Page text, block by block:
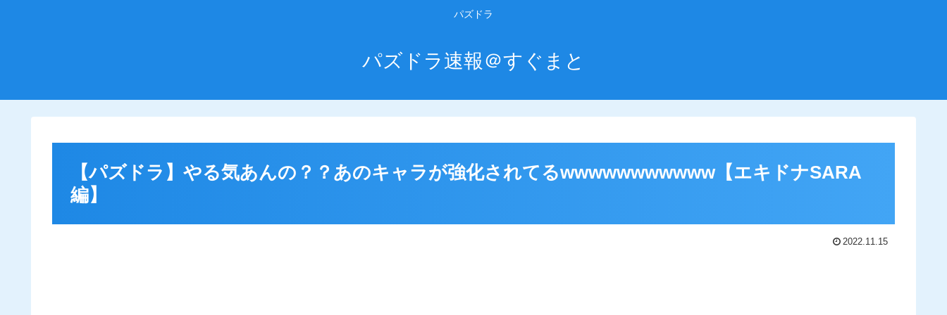
パズドラ
パズドラ速報＠すぐまと
【パズドラ】やる気あんの？？あのキャラが強化されてるwwwwwwwwwww【エキドナSARA
編】
2022.11.15